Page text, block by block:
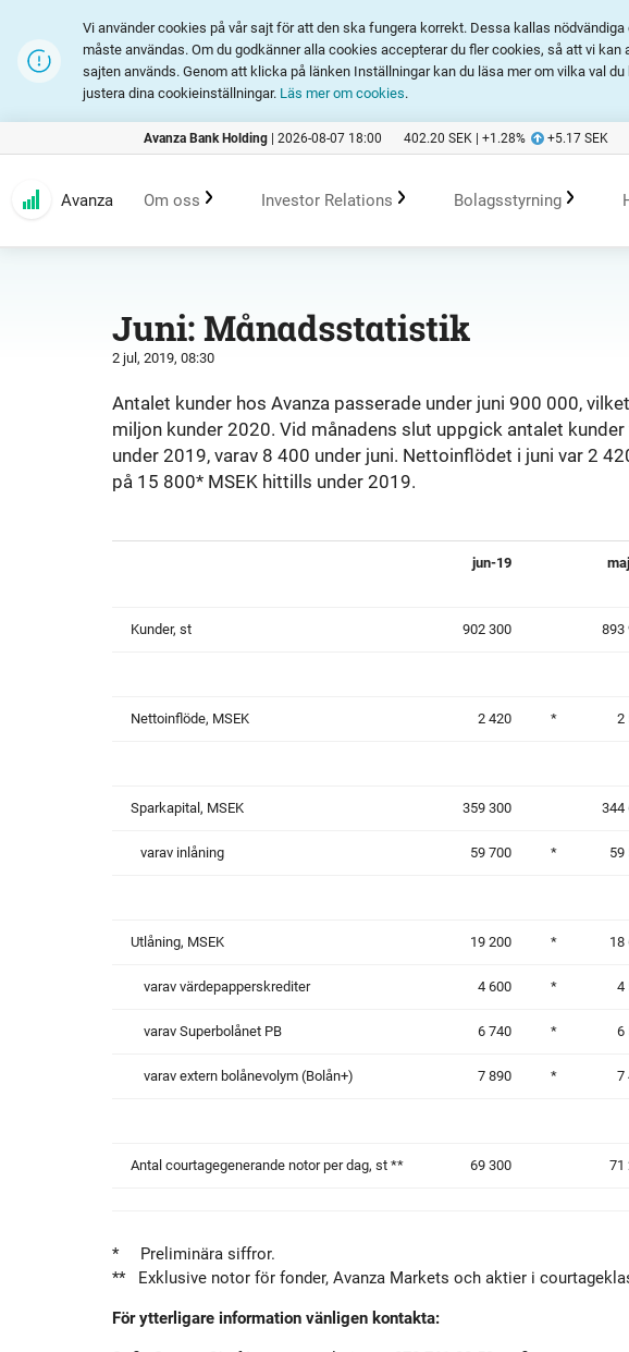
Vi använder cookies på vår sajt för att den ska fungera korrekt. Dessa kallas
måste användas. Om du godkänner alla cookies accepterar du fler cookies, så att vi kan
sajten används. Genom att klicka på länken Inställningar kan du läsa mer om vilka val du
justera dina cookieinställningar. Läs mer om cookies.
Avanza Bank Holding | 2026-08-07 18:00 402.20 SEK | +1.28% +5.17 SEK
Avanza Om oss
Erbjudande
Marknadsföring
Kultur
Avanza Pension
Investor Relations
Finansiell statistik
Bolagsstyrning
Bolagsstämma
Koncernledning
Valberedning
Juni: Månadsstatistik
2 jul, 2019, 08:30
Antalet kunder hos Avanza passerade under juni 900 000,
miljon kunder 2020. Vid månadens slut uppgick antalet
under 2019, varav 8 400 under juni. Nettoinflödet i juni var 2
på 15 800* MSEK hittills under 2019.
jun-19
Kunder, st 902 300 893
Nettoinflöde, MSEK 2 420 * 2
Sparkapital, MSEK 359 300 344
varav inlåning 59 700 * 59
Utlåning, MSEK 19 200 * 18
varav värdepapperskrediter 4 600 * 4
varav Superbolånet PB 6 740 * 6
varav extern bolånevolym (Bolån+) 7 890 * 7
Antal courtagegenerande notor per dag, st ** 69 300 71
* Preliminära siffror.
** Exklusive notor för fonder, Avanza Markets och aktier i
För ytterligare information vänligen kontakta: